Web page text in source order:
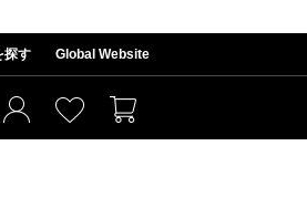
探す Global Website